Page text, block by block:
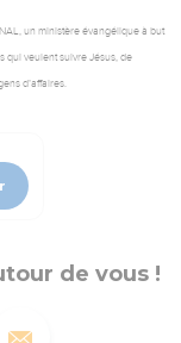
un ministère évangélique à but
qui veulent suivre Jésus, de
d’affaires.
de vous !